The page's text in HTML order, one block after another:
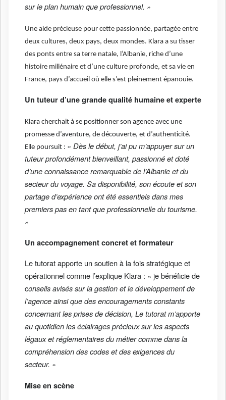
sur le plan humain que professionnel. »
Une aide précieuse pour cette passionnée, partagée entre
deux cultures, deux pays, deux mondes. Klara a su tisser
des ponts entre sa terre natale, l’Albanie, riche d’une
histoire millénaire et d’une culture profonde, et sa vie en
France, pays d’accueil où elle s’est pleinement épanouie.
Un tuteur d’une grande qualité humaine et experte
Klara cherchait à se positionner son agence avec une
promesse d’aventure, de découverte, et d’authenticité.
Elle poursuit : « Dès le début, j’ai pu m’appuyer sur un
tuteur profondément bienveillant, passionné et doté
d’une connaissance remarquable de l’Albanie et du
secteur du voyage. Sa disponibilité, son écoute et son
partage d’expérience ont été essentiels dans mes
premiers pas en tant que professionnelle du tourisme.
»
Un accompagnement concret et formateur
Le tutorat apporte un soutien à la fois stratégique et
opérationnel comme l’explique Klara : « je bénéficie de
conseils avisés sur la gestion et le développement de
l’agence ainsi que des encouragements constants
concernant les prises de décision, Le tutorat m’apporte
au quotidien les éclairages précieux sur les aspects
légaux et réglementaires du métier comme dans la
compréhension des codes et des exigences du
secteur. »
Mise en scène